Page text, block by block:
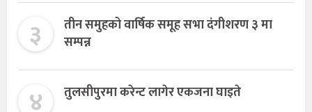
३
तीन समुहको वार्षिक समूह सभा दंगीशरण ३ मा
सम्पन्न
४ तुलसीपुरमा करेन्ट लागेर एकजना घाइते